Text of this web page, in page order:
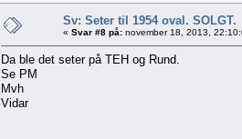
Sv: Seter til 1954 oval. SOLGT.
« Svar #8 på: november 18, 2013,
Da ble det seter på TEH og Rund.
Se PM
Mvh
Vidar